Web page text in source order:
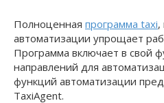
Полноценная программа taxi,
автоматизации упрощает
Программа включает в свой
направлений для
функций автоматизации
TaxiAgent.